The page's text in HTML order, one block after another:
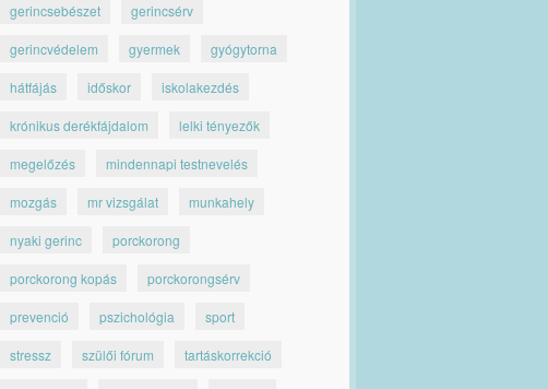
gerincsebészet gerincsérv
gerincvédelem gyermek gyógytorna
hátfájás időskor iskolakezdés
krónikus derékfájdalom lelki tényezők
megelőzés mindennapi testnevelés
mozgás mr vizsgálat munkahely
nyaki gerinc porckorong
porckorong kopás porckorongsérv
prevenció pszichológia sport
stressz szülői fórum tartáskorrekció